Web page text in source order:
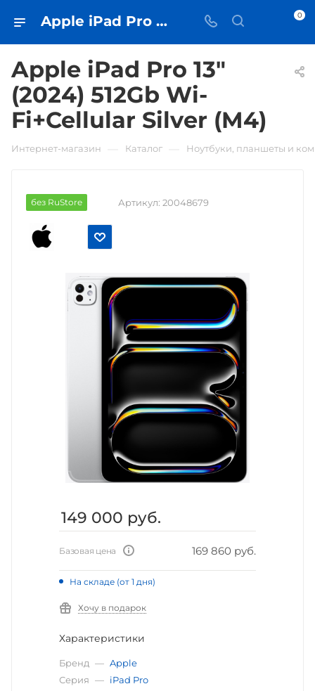
Apple iPad Pro 13" (2024) 512Gb Wi-Fi+Cellular Silver (M4) • купить в Самаре - iЧехол 0
Apple iPad Pro 13"
(2024) 512Gb Wi-
Fi+Cellular Silver (M4)
Интернет-магазин Каталог Ноутбуки, планшеты и
без RuStore Артикул: 20048679
149 000 руб.
Базовая цена 169 860 руб.
На складе (от 1 дня)
Хочу в подарок
Характеристики
Бренд — Apple
Серия — iPad Pro